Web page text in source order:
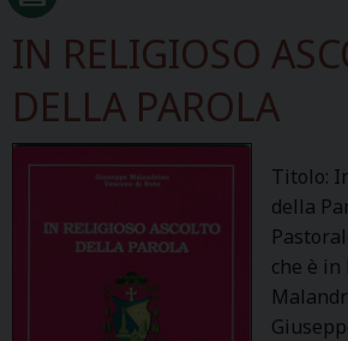
IN RELIGIOSO
DELLA PAROLA
Titolo:
della
che è in